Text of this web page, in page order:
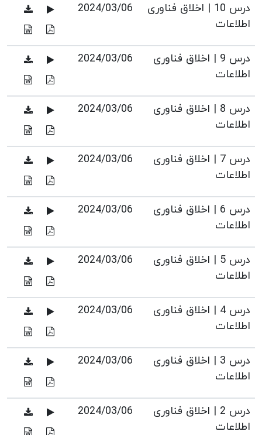
درس 10 | اخلاق فناوری
اطلاعات
2024/03/06
درس 9 | اخلاق فناوری
اطلاعات
2024/03/06
درس 8 | اخلاق فناوری
اطلاعات
2024/03/06
درس 7 | اخلاق فناوری
اطلاعات
2024/03/06
درس 6 | اخلاق فناوری
اطلاعات
2024/03/06
درس 5 | اخلاق فناوری
اطلاعات
2024/03/06
درس 4 | اخلاق فناوری
اطلاعات
2024/03/06
درس 3 | اخلاق فناوری
اطلاعات
2024/03/06
درس 2 | اخلاق فناوری
اطلاعات
2024/03/06